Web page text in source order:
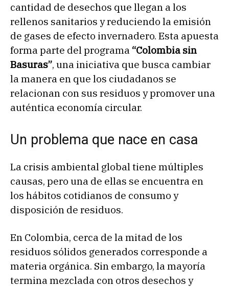
cantidad de desechos que llegan a los
rellenos sanitarios y reduciendo la emisión
de gases de efecto invernadero. Esta apuesta
forma parte del programa “Colombia sin
Basuras”, una iniciativa que busca cambiar
la manera en que los ciudadanos se
relacionan con sus residuos y promover una
auténtica economía circular.
Un problema que nace en casa
La crisis ambiental global tiene múltiples
causas, pero una de ellas se encuentra en
los hábitos cotidianos de consumo y
disposición de residuos.
En Colombia, cerca de la mitad de los
residuos sólidos generados corresponde a
materia orgánica. Sin embargo, la mayoría
termina mezclada con otros desechos y